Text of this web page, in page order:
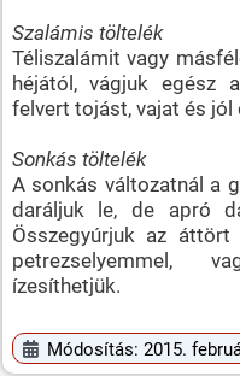
Szalámis töltelék
Téliszalámit vagy
héjától, vágjuk egész
felvert tojást, vajat és jól
Sonkás töltelék
A sonkás változatnál a
daráljuk le, de apró
Összegyúrjuk az
petrezselyemmel,
ízesíthetjük.
Módosítás: 2015.